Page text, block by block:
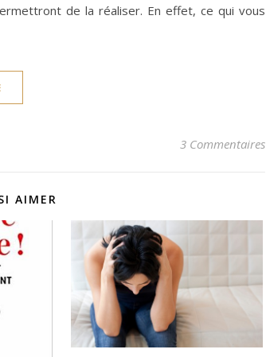
de la réaliser. En effet, ce qui vous
3 Commentaires
AIMER